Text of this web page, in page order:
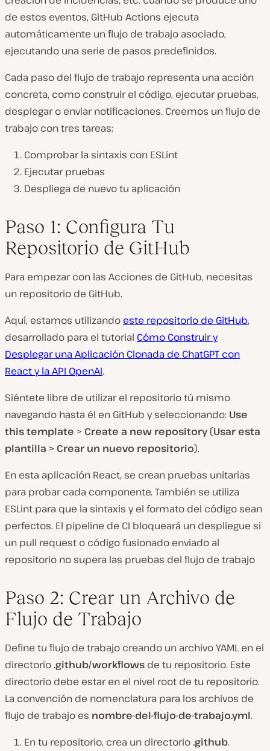
de estos eventos, GitHub Actions ejecuta
automáticamente un flujo de trabajo asociado,
ejecutando una serie de pasos predefinidos.
Cada paso del flujo de trabajo representa una acción
concreta, como construir el código, ejecutar pruebas,
desplegar o enviar notificaciones. Creemos un flujo de
trabajo con tres tareas:
Comprobar la sintaxis con ESLint
Ejecutar pruebas
Despliega de nuevo tu aplicación
Paso 1: Configura Tu
Repositorio de GitHub
Para empezar con las Acciones de GitHub, necesitas
un repositorio de GitHub.
Aquí, estamos utilizando este repositorio de GitHub,
desarrollado para el tutorial Cómo Construir y
Desplegar una Aplicación Clonada de ChatGPT con
React y la API OpenAI.
Siéntete libre de utilizar el repositorio tú mismo
navegando hasta él en GitHub y seleccionando: Use
this template > Create a new repository (Usar esta
plantilla > Crear un nuevo repositorio).
En esta aplicación React, se crean pruebas unitarias
para probar cada componente. También se utiliza
ESLint para que la sintaxis y el formato del código sean
perfectos. El pipeline de CI bloqueará un despliegue si
un pull request o código fusionado enviado al
repositorio no supera las pruebas del flujo de trabajo
Paso 2: Crear un Archivo de
Flujo de Trabajo
Define tu flujo de trabajo creando un archivo YAML en el
directorio.github/workflows de tu repositorio. Este
directorio debe estar en el nivel root de tu repositorio.
La convención de nomenclatura para los archivos de
flujo de trabajo es nombre-del-flujo-de-trabajo.yml.
En tu repositorio, crea un directorio.github.